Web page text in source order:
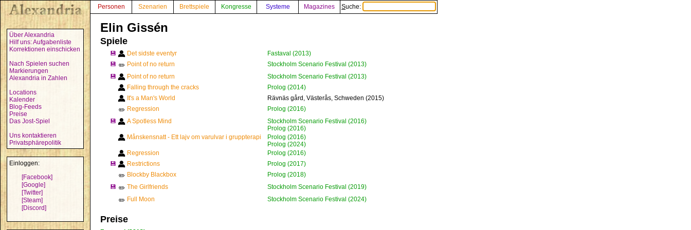
Über Alexandria
Hilf uns: Aufgabenliste
Korrektionen einschicken
Nach Spielen suchen
Markierungen
Alexandria in Zahlen
Locations
Kalender
Blog-Feeds
Preise
Das Jost-Spiel
Uns kontaktieren
Privatsphärepolitik
Einloggen:
[Facebook]
[Google]
[Twitter]
[Steam]
[Discord]
Personen Szenarien Brettspiele Kongresse Systeme Magazines Suche:
Elin Gissén
Spiele
💾 Det sidste eventyr
Fastaval (2013)
💾 ✏️ Point of no return
Stockholm Scenario Festival (2013)
💾
Point of no return
Stockholm Scenario Festival (2013)
Falling through the cracks
Prolog (2014)
It's a Man's World
Rävnäs gård, Västerås, Schweden (2015)
✏️ Regression
Prolog (2016)
💾
A Spotless Mind
Stockholm Scenario Festival (2016)
Prolog (2016)
Månskensnatt - Ett lajv om varulvar i gruppterapi
Prolog (2016)
Prolog (2024)
Regression
Prolog (2016)
💾
Restrictions
Prolog (2017)
✏️ Blockby Blackbox
Prolog (2018)
💾 ✏️ The Girlfriends
Stockholm Scenario Festival (2019)
✏️ Full Moon Stockholm Scenario Festival (2024)
Preise